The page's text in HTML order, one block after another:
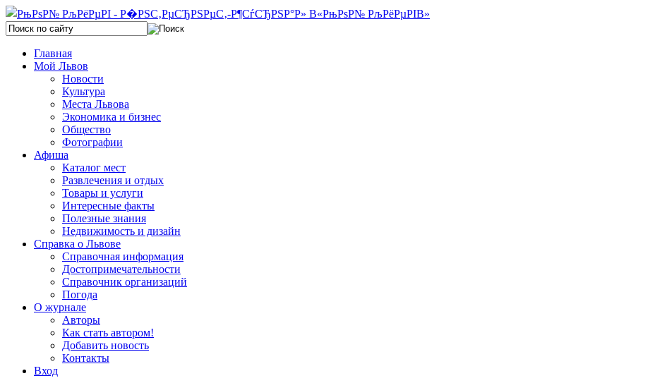
Главная
Мой Львов
Новости
Культура
Места Львова
Экономика и бизнес
Общество
Фотографии
Афиша
Каталог мест
Развлечения и отдых
Товары и услуги
Интересные факты
Полезные знания
Недвижимость и дизайн
Справка о Львове
Справочная информация
Достопримечательности
Справочник организаций
Погода
О журнале
Авторы
Как стать автором!
Добавить новость
Контакты
Вход